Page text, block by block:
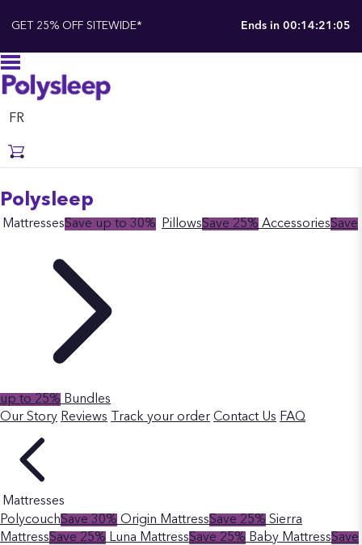
GET 25% OFF SITEWIDE* Ends in 00:14:21:04
FR
Polysleep
MattressesSave up to 30% PillowsSave 25% AccessoriesSave
up to 25% Bundles
Our Story Reviews Track your order Contact Us FAQ
Mattresses
PolycouchSave 30% Origin MattressSave 25% Sierra
MattressSave 25% Luna MattressSave 25% Baby MattressSave